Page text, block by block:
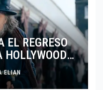
EL REGRESO
EL CINE
ELIAN